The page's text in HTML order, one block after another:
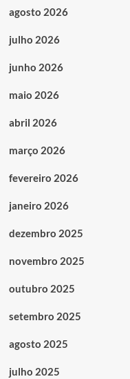
agosto 2026
julho 2026
junho 2026
maio 2026
abril 2026
março 2026
fevereiro 2026
janeiro 2026
dezembro 2025
novembro 2025
outubro 2025
setembro 2025
agosto 2025
julho 2025